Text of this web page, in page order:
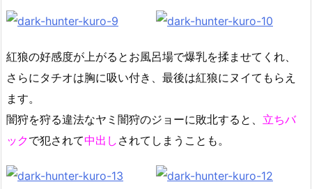
紅狼の好感度が上がるとお風呂場で爆乳を揉ませてくれ、
さらにタチオは胸に吸い付き、最後は紅狼にヌイてもらえ
ます。
闇狩を狩る違法なヤミ闇狩のジョーに敗北すると、 立ちバ
ックで犯されて中出し されてしまうことも。